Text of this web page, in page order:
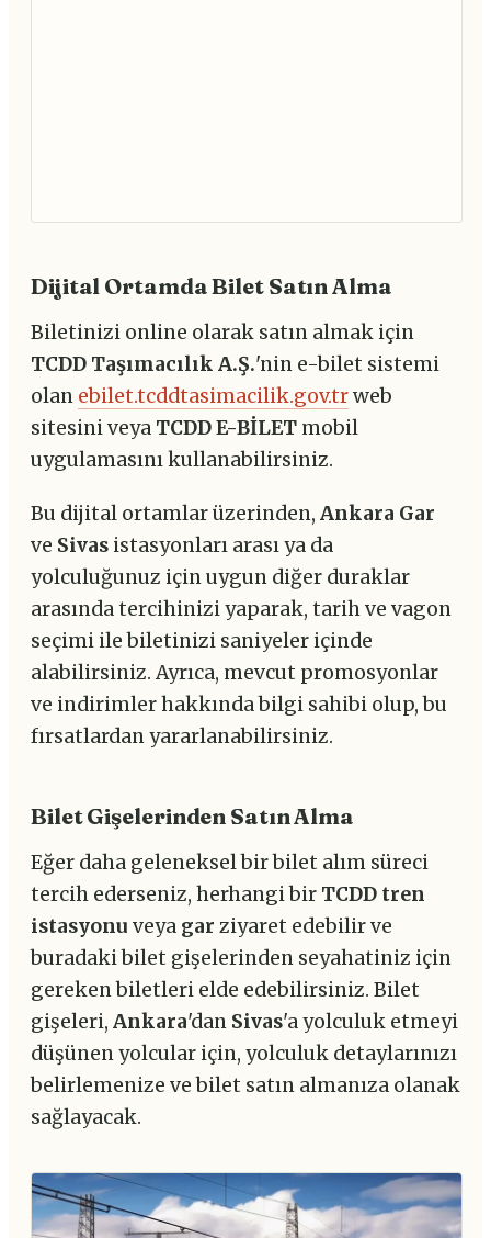
Dijital Ortamda Bilet Satın Alma
Biletinizi online olarak satın almak için
TCDD Taşımacılık A.Ş.'nin e-bilet sistemi
olan ebilet.tcddtasimacilik.gov.trweb
sitesini veya TCDD E-BİLET mobil
uygulamasını kullanabilirsiniz.
Bu dijital ortamlar üzerinden, Ankara Gar
ve Sivas istasyonları arası ya da
yolculuğunuz için uygun diğer duraklar
arasında tercihinizi yaparak, tarih ve vagon
seçimi ile biletinizi saniyeler içinde
alabilirsiniz. Ayrıca, mevcut promosyonlar
ve indirimler hakkında bilgi sahibi olup, bu
fırsatlardan yararlanabilirsiniz.
Bilet Gişelerinden Satın Alma
Eğer daha geleneksel bir bilet alım süreci
tercih ederseniz, herhangi bir TCDD tren
istasyonu veya gar ziyaret edebilir ve
buradaki bilet gişelerinden seyahatiniz için
gereken biletleri elde edebilirsiniz. Bilet
gişeleri, Ankara'dan Sivas'a yolculuk etmeyi
düşünen yolcular için, yolculuk detaylarınızı
belirlemenize ve bilet satın almanıza olanak
sağlayacak.